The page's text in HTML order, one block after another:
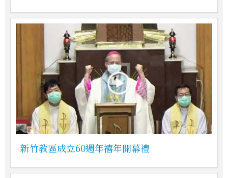
新竹教區成立60週年禧年開幕禮